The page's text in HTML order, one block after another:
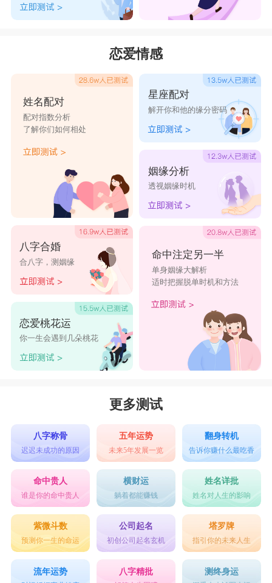
恋爱情感
姓名配对
配对指数分析
了解你们如何相处
八字合婚
合八字，测姻缘
恋爱桃花运
你一生会遇到几朵桃花
星座配对
解开你和他的缘分密码
姻缘分析
透视姻缘时机
命中注定另一半
单身姻缘大解析
适时把握脱单时机和方法
更多测试
八字称骨
迟迟未成功的原因
五年运势
未来5年发展一览
翻身转机
告诉你赚什么最吃香
命中贵人
谁是你的命中贵人
横财运
躺着都能赚钱
姓名详批
姓名对人生的影响
紫微斗数
预测你一生的命运
公司起名
初创公司起名玄机
塔罗牌
指引你的未来人生
流年运势 八字精批 测终身运